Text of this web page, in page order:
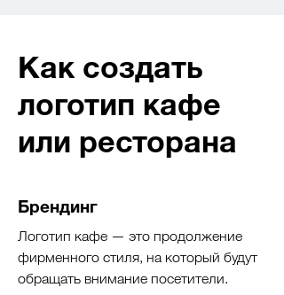
Как создать
логотип кафе
или ресторана
Брендинг
Логотип кафе — это продолжение
фирменного стиля, на который будут
обращать внимание посетители.